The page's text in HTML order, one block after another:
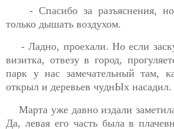
- Спасибо за разъяснения,
только дышать воздухом.
- Ладно, проехали. Но если
визитка, отвезу в город,
парк у нас замечательный там,
открыл и деревьев чуднЫх
Марта уже давно издали
Да, левая его часть была в